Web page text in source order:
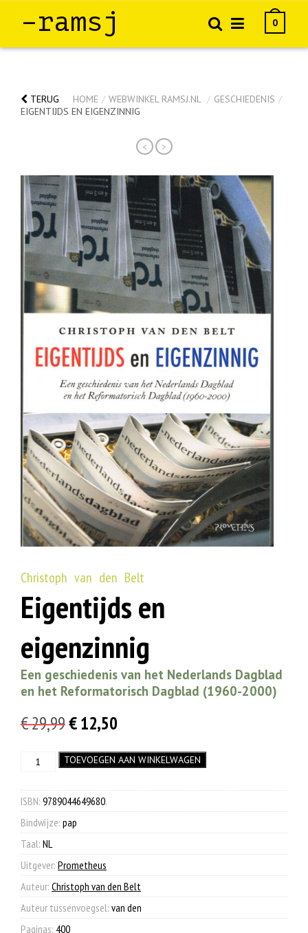
–ramsj 0
TERUG HOME / WEBWINKEL RAMSJ.NL / GESCHIEDENIS /
EIGENTIJDS EN EIGENZINNIG
< >
Christoph van den Belt
Eigentijds en
eigenzinnig
Een geschiedenis van het Nederlands Dagblad
en het Reformatorisch Dagblad (1960-2000)
€29,99Oorspronkelijke
was:
€ 29,99.
€12,50
is:
€ 12,50.
Eigentijds
aantal
TOEVOEGEN AAN WINKELWAGEN
ISBN: 9789044649680.
Bindwijze: pap
Taal: NL
Uitgever: Prometheus
Auteur: Christoph van den Belt
Auteur tussenvoegsel: van den
Paginas: 400